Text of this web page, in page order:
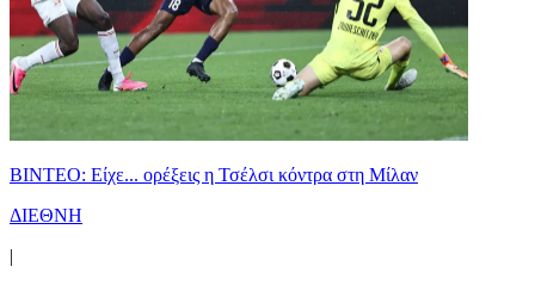
BINTEO: Είχε... ορέξεις η Τσέλσι κόντρα στη Μίλαν
ΔΙΕΘΝΗ
|